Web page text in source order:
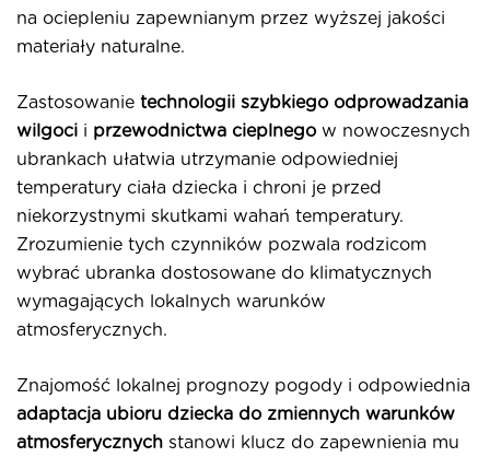
na ociepleniu zapewnianym przez wyższej jakości
materiały naturalne.
Zastosowanie technologii szybkiego odprowadzania
wilgoci i przewodnictwa cieplnego w nowoczesnych
ubrankach ułatwia utrzymanie odpowiedniej
temperatury ciała dziecka i chroni je przed
niekorzystnymi skutkami wahań temperatury.
Zrozumienie tych czynników pozwala rodzicom
wybrać ubranka dostosowane do klimatycznych
wymagających lokalnych warunków
atmosferycznych.
Znajomość lokalnej prognozy pogody i odpowiednia
adaptacja ubioru dziecka do zmiennych warunków
atmosferycznych stanowi klucz do zapewnienia mu